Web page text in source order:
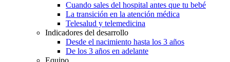
Cuando sales del hospital antes que tu bebé
La transición en la atención médica
Telesalud y telemedicina
Indicadores del desarrollo
Desde el nacimiento hasta los 3 años
De los 3 años en adelante
Equipo